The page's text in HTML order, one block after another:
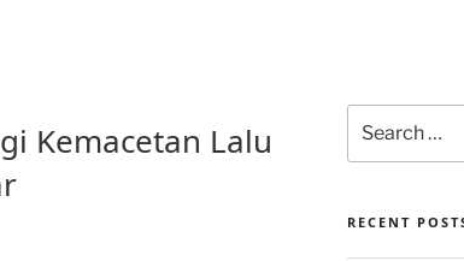
Kemacetan Lalu
for:
RECENT